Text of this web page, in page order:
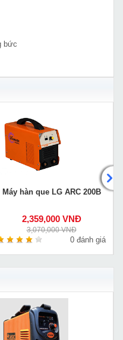
bức
Máy hàn que LG ARC 200B
2,359,000 VNĐ
3,070,000 VNĐ
0 đánh giá